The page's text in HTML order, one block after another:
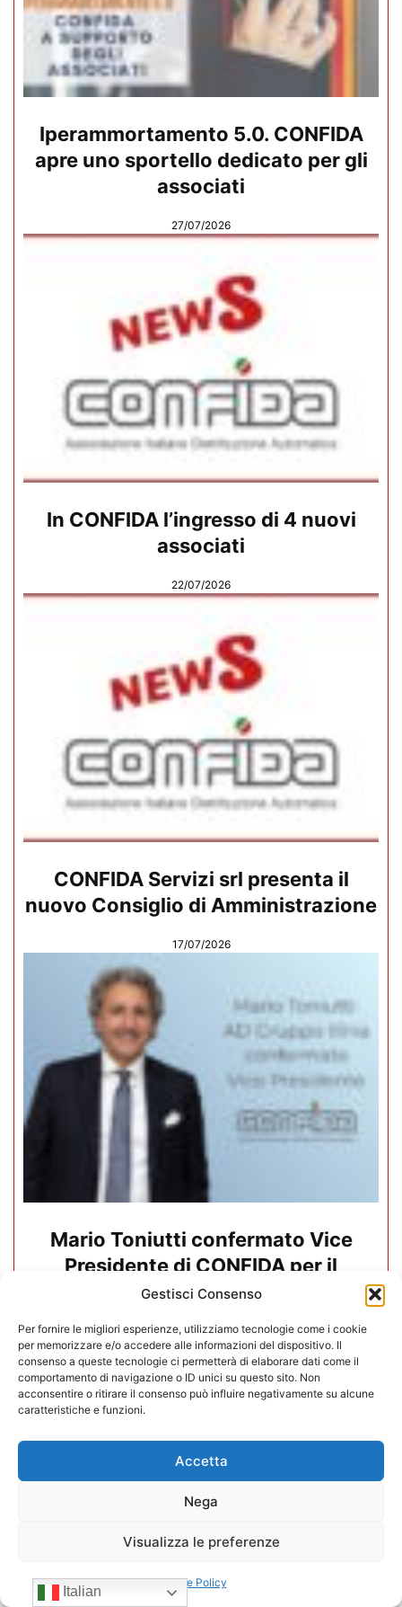
Gestisci Consenso
Per fornire le migliori esperienze, utilizziamo tecnologie come i cookie
per memorizzare e/o accedere alle informazioni del dispositivo. Il
consenso a queste tecnologie ci permetterà di elaborare dati come il
comportamento di navigazione o ID unici su questo sito. Non
acconsentire o ritirare il consenso può influire negativamente su alcune
caratteristiche e funzioni.
Accetta
Nega
Visualizza le preferenze
Cookie Policy
Iperammortamento 5.0. CONFIDA
apre uno sportello dedicato per gli
associati
27/07/2026
In CONFIDA l’ingresso di 4 nuovi
associati
22/07/2026
CONFIDA Servizi srl presenta il
nuovo Consiglio di Amministrazione
17/07/2026
Mario Toniutti confermato Vice
Presidente di CONFIDA per il
quadriennio 2026-2030
15/07/2026
Italian